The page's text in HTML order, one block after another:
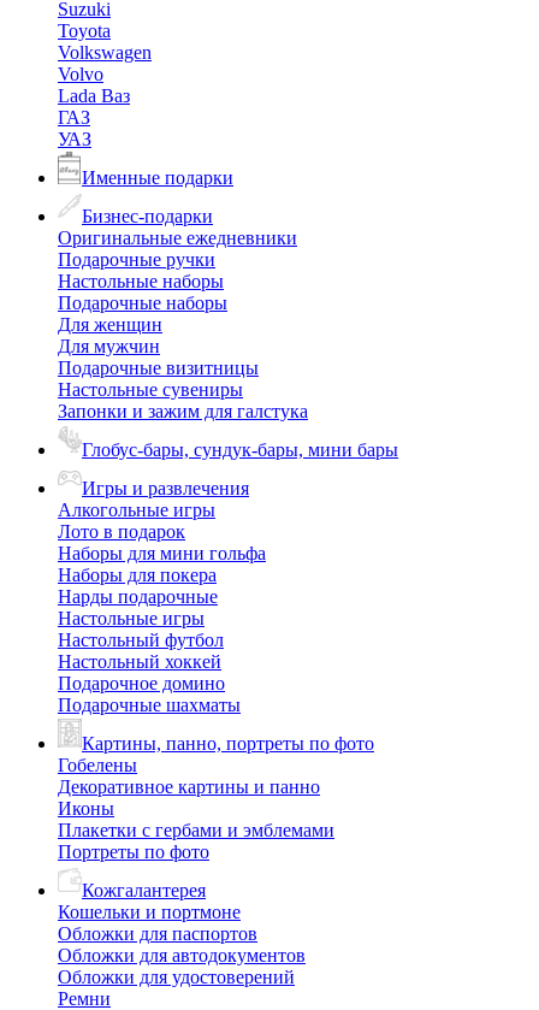
Suzuki
Toyota
Volkswagen
Volvo
Lada Ваз
ГАЗ
УАЗ
Именные подарки
Бизнес-подарки
Оригинальные ежедневники
Подарочные ручки
Настольные наборы
Подарочные наборы
Для женщин
Для мужчин
Подарочные визитницы
Настольные сувениры
Запонки и зажим для галстука
Глобус-бары, сундук-бары, мини бары
Игры и развлечения
Алкогольные игры
Лото в подарок
Наборы для мини гольфа
Наборы для покера
Нарды подарочные
Настольные игры
Настольный футбол
Настольный хоккей
Подарочное домино
Подарочные шахматы
Картины, панно, портреты по фото
Гобелены
Декоративное картины и панно
Иконы
Плакетки с гербами и эмблемами
Портреты по фото
Кожгалантерея
Кошельки и портмоне
Обложки для паспортов
Обложки для автодокументов
Обложки для удостоверений
Ремни